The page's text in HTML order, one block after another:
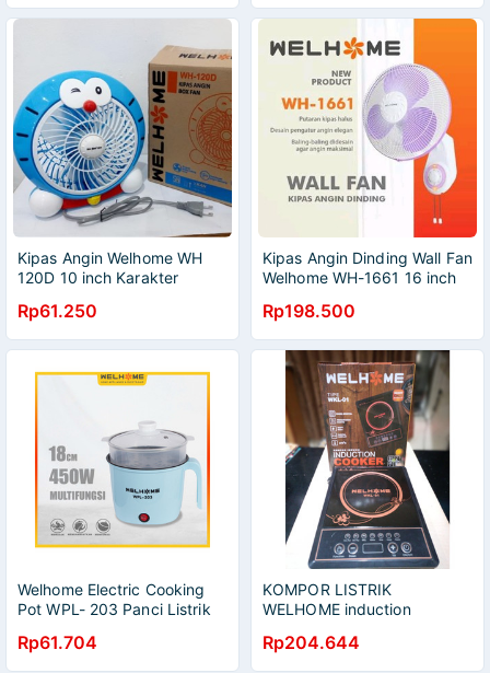
Kipas Angin Welhome WH
120D 10 inch Karakter
Rp61.250
Kipas Angin Dinding Wall Fan
Welhome WH-1661 16 inch
Rp198.500
Welhome Electric Cooking
Pot WPL- 203 Panci Listrik
Rp61.704
KOMPOR LISTRIK
WELHOME induction
Rp204.644